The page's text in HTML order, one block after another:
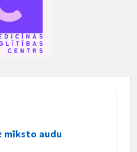
mīksto audu